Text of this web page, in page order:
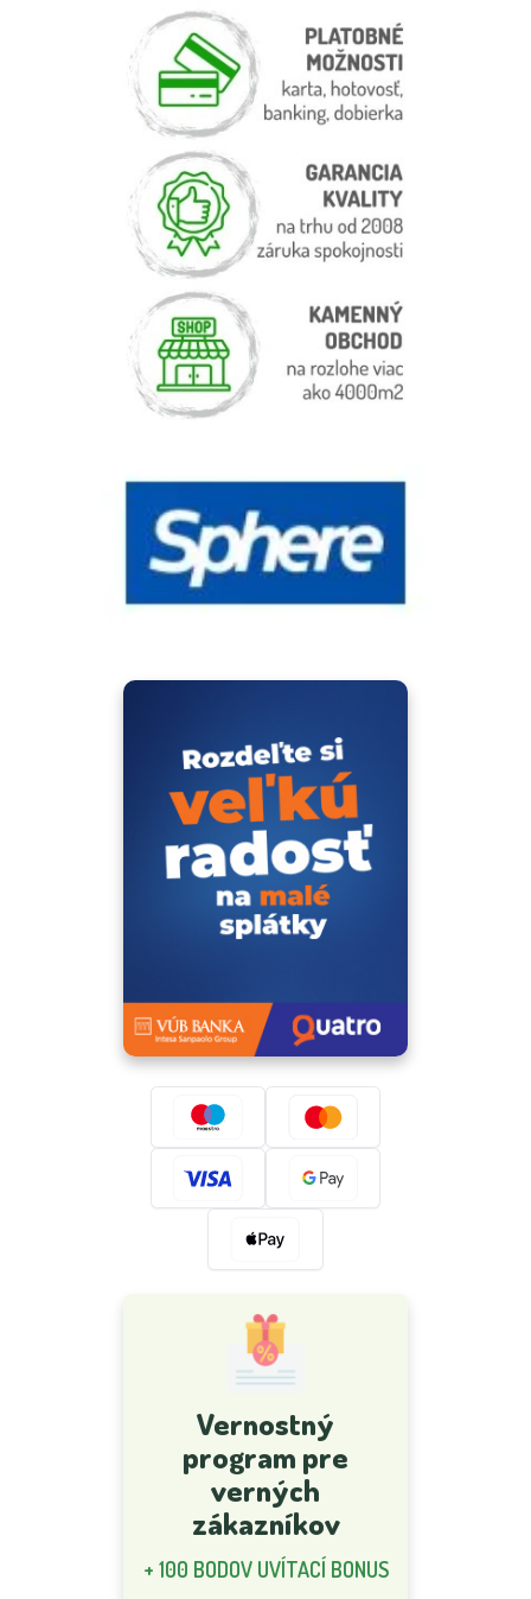
Vernostný
program pre
verných
zákazníkov
+ 100 BODOV UVÍTACÍ BONUS